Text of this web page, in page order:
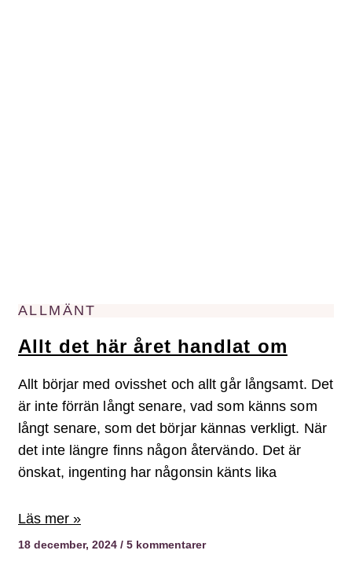
ALLMÄNT
Allt det här året handlat om
Allt börjar med ovisshet och allt går långsamt. Det
är inte förrän långt senare, vad som känns som
långt senare, som det börjar kännas verkligt. När
det inte längre finns någon återvändo. Det är
önskat, ingenting har någonsin känts lika
Läs mer »
18 december, 2024 5 kommentarer